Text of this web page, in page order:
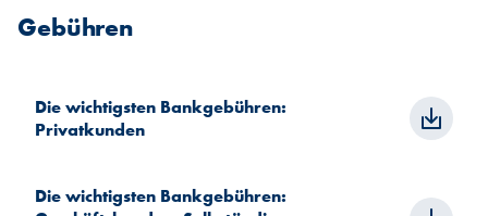
Gebühren
Die wichtigsten Bankgebühren:
Privatkunden
Die wichtigsten Bankgebühren: